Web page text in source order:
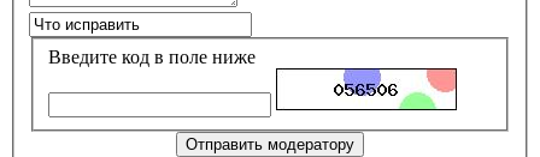
Введите код в поле ниже
Отправить модератору